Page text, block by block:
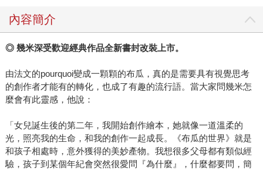
內容簡介
◎ 幾米深受歡迎經典作品全新書封改裝上市。
由法文的pourquoi變成一顆顆的布瓜，真的是需要具有視覺思考
的創作者才能有的轉化，也成了有趣的流行語。當大家問幾米怎
麼會有此靈感，他說：
「女兒誕生後的第二年，我開始創作繪本，她就像一道溫柔的
光，照亮我的生命，和我的創作一起成長。《布瓜的世界》就是
和孩子相處時，意外獲得的美妙產物。我想很多父母都有類似經
驗，孩子到某個年紀會突然很愛問『為什麼』，什麼都要問，簡